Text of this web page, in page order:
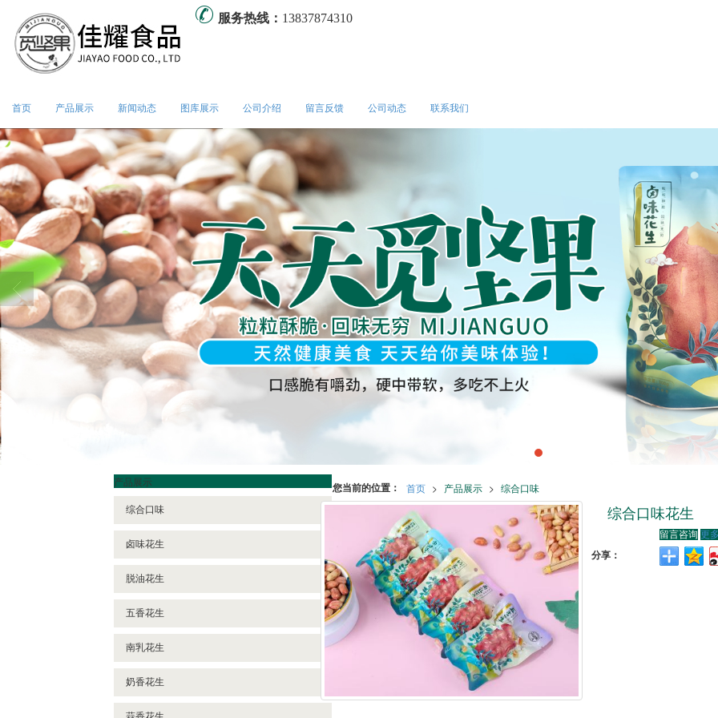
服务热线： 13837874310
首页 产品展示 新闻动态 图库展示 公司介绍 留言反馈 公司动态 联系我们
您当前的位置： 首页 > 产品展示 > 综合口味
综合口味花生
留言咨询 更
分享：
产品展示
综合口味
卤味花生
脱油花生
五香花生
南乳花生
奶香花生